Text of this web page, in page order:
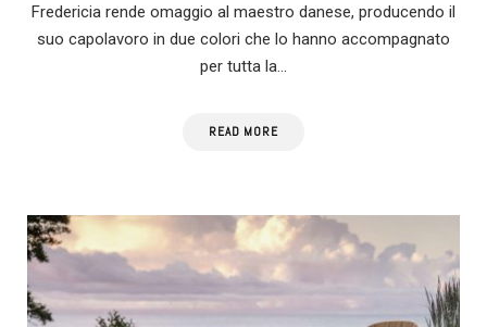
Fredericia rende omaggio al maestro danese, producendo il
suo capolavoro in due colori che lo hanno accompagnato
per tutta la…
READ MORE